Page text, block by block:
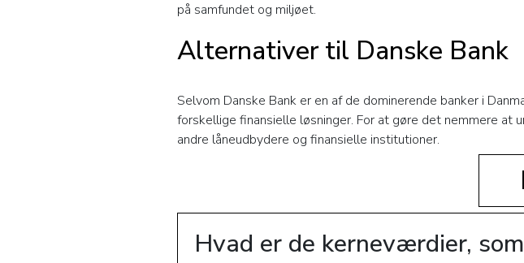
på samfundet og miljøet.
Alternativer til Danske Bank
Selvom Danske Bank er en af de dominerende banker i
forskellige finansielle løsninger. For at gøre det nemmere at
andre låneudbydere og finansielle institutioner.
Hvad er de kerneværdier,